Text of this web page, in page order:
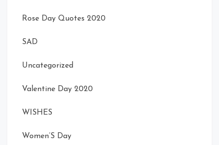
Rose Day Quotes 2020
SAD
Uncategorized
Valentine Day 2020
WISHES
Women’S Day